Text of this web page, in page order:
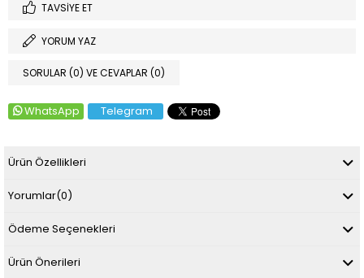
TAVSIYE ET
YORUM YAZ
SORULAR (0) VE CEVAPLAR (0)
WhatsApp Telegram
Ürün Özellikleri
Yorumlar(0)
Ödeme Seçenekleri
Ürün Önerileri